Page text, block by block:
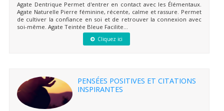
Agate Dentrique Permet d'entrer en contact avec les Élémentaux.
Agate Naturelle Pierre féminine, récente, calme et rassure. Permet
de cultiver la confiance en soi et de retrouver la connexion avec
soi-même. Agate Teintée Bleue Facilite...
Cliquez ici
PENSÉES POSITIVES ET CITATIONS
INSPIRANTES